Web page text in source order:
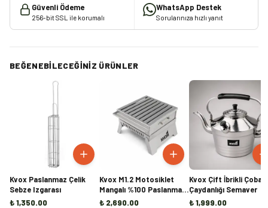
Güvenli Ödeme
256-bit SSL ile korumalı
WhatsApp Destek
Sorularınıza hızlı yanıt
BEĞENEBILECEĞINIZ ÜRÜNLER
Kvox Paslanmaz Çelik
Sebze Izgarası
₺ 1,350.00
Kvox M1.2 Motosiklet
Mangalı %100 Paslanmaz
Çelik
₺ 2,690.00
Kvox Çift İbrikli Çoban
Çaydanlığı Semaver
₺ 1,999.00